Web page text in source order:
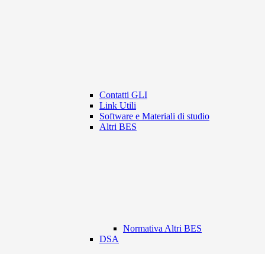
Contatti GLI
Link Utili
Software e Materiali di studio
Altri BES
Normativa Altri BES
DSA